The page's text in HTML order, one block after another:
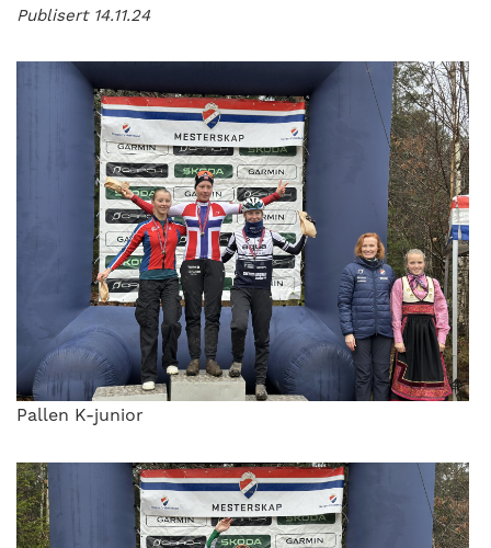
Publisert 14.11.24
Pallen K-junior